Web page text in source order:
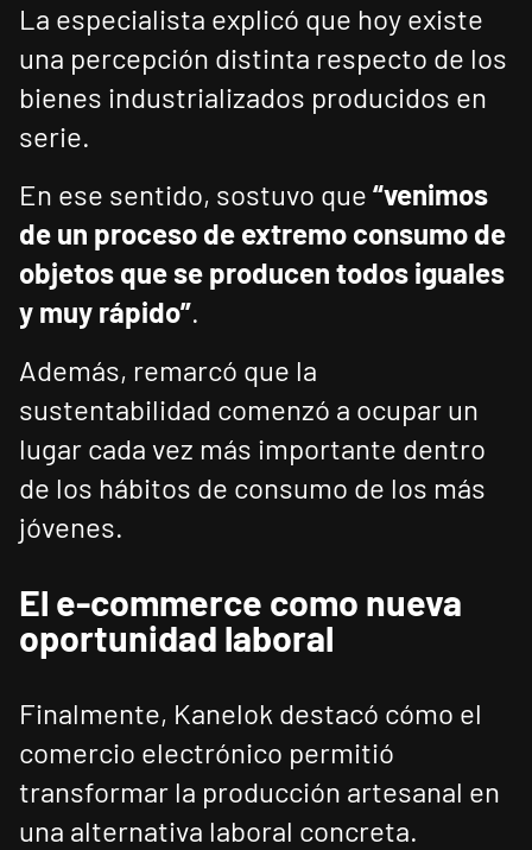
La especialista explicó que hoy existe
una percepción distinta respecto de los
bienes industrializados producidos en
serie.
En ese sentido, sostuvo que “venimos
de un proceso de extremo consumo de
objetos que se producen todos iguales
y muy rápido”.
Además, remarcó que la
sustentabilidad comenzó a ocupar un
lugar cada vez más importante dentro
de los hábitos de consumo de los más
jóvenes.
El e-commerce como nueva
oportunidad laboral
Finalmente, Kanelok destacó cómo el
comercio electrónico permitió
transformar la producción artesanal en
una alternativa laboral concreta.